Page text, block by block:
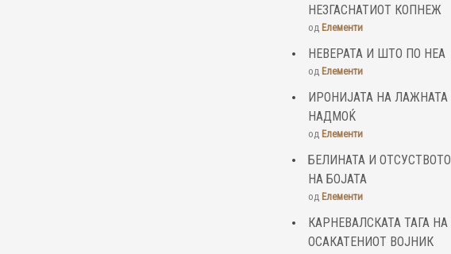
НЕЗГАСНАТИОТ КОПНЕЖ
од Елементи
НЕВЕРАТА И ШТО ПО НЕА
од Елементи
ИРОНИЈАТА НА ЛАЖНАТА
НАДМОЌ
од Елементи
БЕЛИНАТА И ОТСУСТВОТО
НА БОЈАТА
од Елементи
КАРНЕВАЛСКАТА ТАГА НА
ОСАКАТЕНИОТ ВОЈНИК